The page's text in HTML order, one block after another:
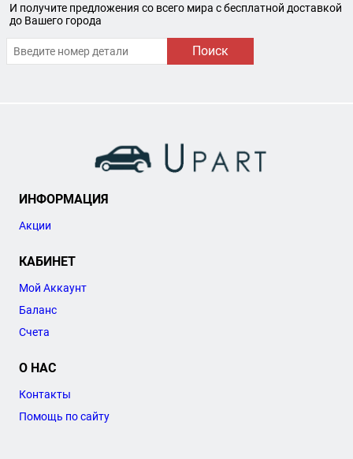
И получите предложения со всего мира с бесплатной доставкой
до Вашего города
Поиск
ИНФОРМАЦИЯ
Акции
КАБИНЕТ
Мой Аккаунт
Баланс
Счета
О НАС
Контакты
Помощь по сайту